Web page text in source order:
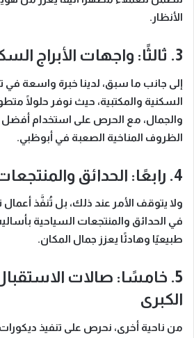
الأنظار.
3. ثالثًا: واجهات الأبراج السكنية والمكتبية
إلى جانب ما سبق، لدينا خبرة واسعة في
السكنية والمكتبية، حيث نوفر حلولًا
والجمال، مع الحرص على استخدام أفضل
الظروف المناخية الصعبة في أبوظبي.
4. رابعًا: الحدائق والمنتجعات السياحية
ولا يتوقف الأمر عند ذلك، بل تُنفَّذ أعمال
في الحدائق والمنتجعات السياحية
طبيعيًا وهادئًا يعزز جمال المكان.
5. خامسًا: صالات
الكبرى
من ناحية أخرى، نحرص على تنفيذ